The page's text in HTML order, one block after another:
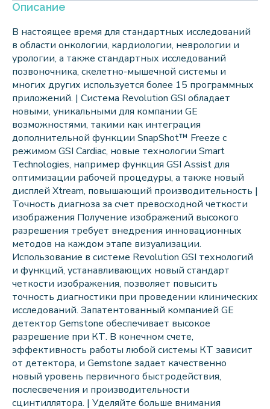
Описание
В настоящее время для стандартных исследований
в области онкологии, кардиологии, неврологии и
урологии, а также стандартных исследований
позвоночника, скелетно-мышечной системы и
многих других используется более 15 программных
приложений. | Система Revolution GSI обладает
новыми, уникальными для компании GE
возможностями, такими как интеграция
дополнительной функции SnapShot™ Freeze с
режимом GSI Cardiac, новые технологии Smart
Technologies, например функция GSI Assist для
оптимизации рабочей процедуры, а также новый
дисплей Xtream, повышающий производительность |
Точность диагноза за счет превосходной четкости
изображения Получение изображений высокого
разрешения требует внедрения инновационных
методов на каждом этапе визуализации.
Использование в системе Revolution GSI технологий
и функций, устанавливающих новый стандарт
четкости изображения, позволяет повысить
точность диагностики при проведении клинических
исследований. Запатентованный компанией GE
детектор Gemstone обеспечивает высокое
разрешение при КТ. В конечном счете,
эффективность работы любой системы КТ зависит
от детектора, и Gemstone задает качественно
новый уровень первичного быстродействия,
послесвечения и производительности
сцинтиллятора. | Уделяйте больше внимания